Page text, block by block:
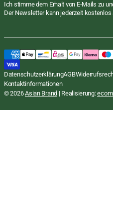
Bami Goreng Mix,
inkl. MwSt., zzgl.Versand
In den
Ich stimme dem Erhalt von E-Mails zu
Der Newsletter kann jederzeit
DatenschutzerklärungAGB
Kontaktinformationen
© 2026Asian Brand | Realisierung: